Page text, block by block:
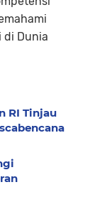
di Dunia
RI Tinjau